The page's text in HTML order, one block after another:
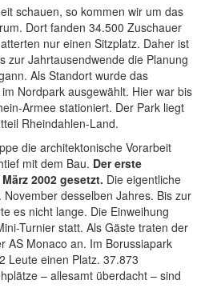
schauen, so kommen wir um das
Dort fanden 34.500 Zuschauer
nur einen Sitzplatz. Daher ist
zur Jahrtausendwende die Planung
Als Standort wurde das
Nordpark ausgewählt. Hier war bis
Armee stationiert. Der Park liegt
Rheindahlen-Land.
die architektonische Vorarbeit
mit dem Bau. Der erste
2002 gesetzt. Die eigentliche
desselben Jahres. Bis zur
es nicht lange. Die Einweihung
Turnier statt. Als Gäste traten der
AS Monaco an. Im Borussiapark
Leute einen Platz. 37.873
– allesamt überdacht – sind